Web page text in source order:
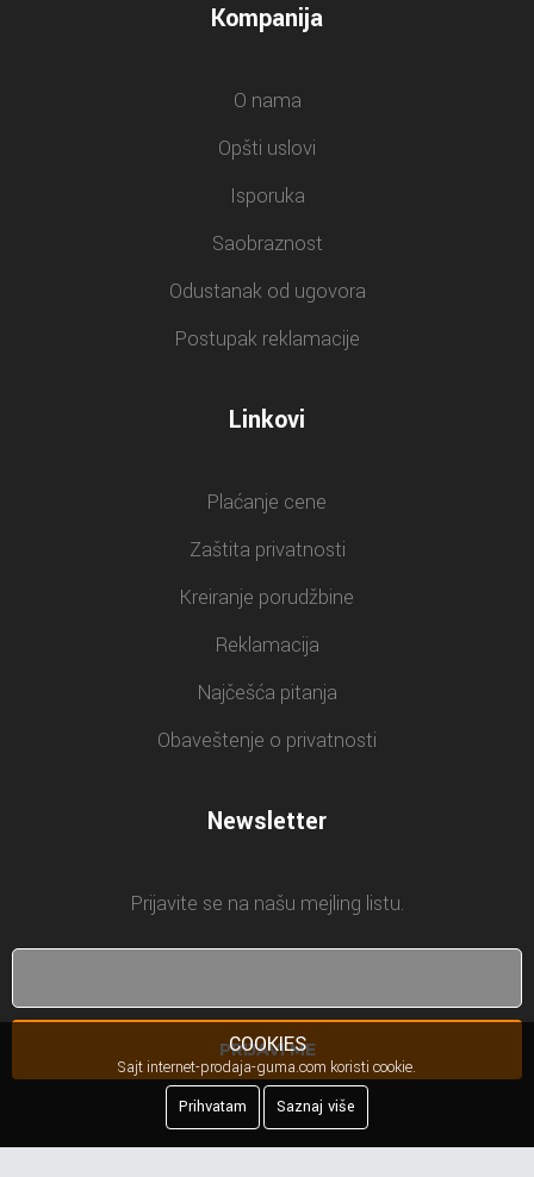
Kompanija
O nama
Opšti uslovi
Isporuka
Saobraznost
Odustanak od ugovora
Postupak reklamacije
Linkovi
Plaćanje cene
Zaštita privatnosti
Kreiranje porudžbine
Reklamacija
Najčešća pitanja
Obaveštenje o privatnosti
Newsletter
Prijavite se na našu mejling listu.
PRIJAVI ME
COOKIES
Sajt internet-prodaja-guma.com koristi cookie.
Prihvatam
Saznaj više